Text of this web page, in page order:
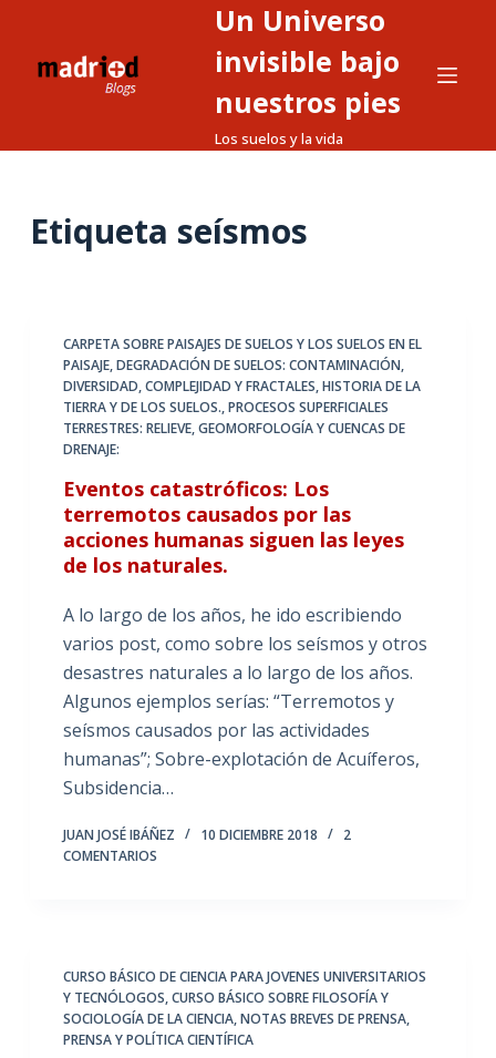
Un Universo
invisible bajo
nuestros pies
Los suelos y la vida
Etiqueta seísmos
CARPETA SOBRE PAISAJES DE SUELOS Y LOS SUELOS EN EL
PAISAJE,DEGRADACIÓN DE SUELOS: CONTAMINACIÓN,
DIVERSIDAD, COMPLEJIDAD Y FRACTALES,HISTORIA DE LA
TIERRA Y DE LOS SUELOS.,PROCESOS SUPERFICIALES
TERRESTRES: RELIEVE, GEOMORFOLOGÍA Y CUENCAS DE
DRENAJE:
Eventos catastróficos: Los
terremotos causados por las
acciones humanas siguen las leyes
de los naturales.
A lo largo de los años, he ido escribiendo
varios post, como sobre los seísmos y otros
desastres naturales a lo largo de los años.
Algunos ejemplos serías: “Terremotos y
seísmos causados por las actividades
humanas”; Sobre-explotación de Acuíferos,
Subsidencia…
JUAN JOSÉ IBÁÑEZ 10 DICIEMBRE 2018
2
COMENTARIOS
CURSO BÁSICO DE CIENCIA PARA JOVENES UNIVERSITARIOS
Y TECNÓLOGOS,CURSO BÁSICO SOBRE FILOSOFÍA Y
SOCIOLOGÍA DE LA CIENCIA,NOTAS BREVES DE PRENSA,
PRENSA Y POLÍTICA CIENTÍFICA